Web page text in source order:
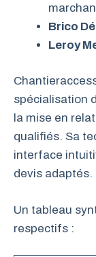
Brico
Leroy
spécialisation
la mise en
qualifiés. Sa
interface
devis adaptés.
Un tableau
respectifs :